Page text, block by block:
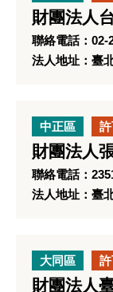
財團法人
聯絡電話：02-
法人地址：臺
中正區
財團法人
聯絡電話：
法人地址：臺
大同區
財團法人